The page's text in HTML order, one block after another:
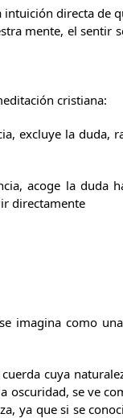
directa de
mente, el sentir
cristiana:
excluye la duda,
acoge la duda
directamente
imagina como
cuya
oscuridad, se ve
ya que si se